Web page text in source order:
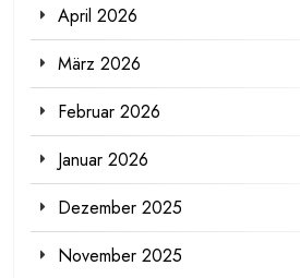
April 2026
März 2026
Februar 2026
Januar 2026
Dezember 2025
November 2025